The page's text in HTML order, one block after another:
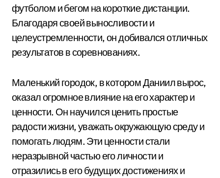
футболом и бегом на короткие дистанции.
Благодаря своей выносливости и
целеустремленности, он добивался отличных
результатов в соревнованиях.
Маленький городок, в котором Даниил вырос,
оказал огромное влияние на его характер и
ценности. Он научился ценить простые
радости жизни, уважать окружающую среду и
помогать людям. Эти ценности стали
неразрывной частью его личности и
отразились в его будущих достижениях и